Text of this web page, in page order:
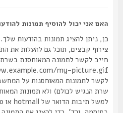
האם אני יכול להוסיף תמונות להודעות?
כן, ניתן להציג תמונות בהודעות שלך.
צירוף קבצים, תוכל גם להעלות את
חייב לקשר לתמונה המאוחסנת בשרת
לקשר לתמונות המאוחסנות על המחשב
שרת הנגיש לכולם) ולא תמונות